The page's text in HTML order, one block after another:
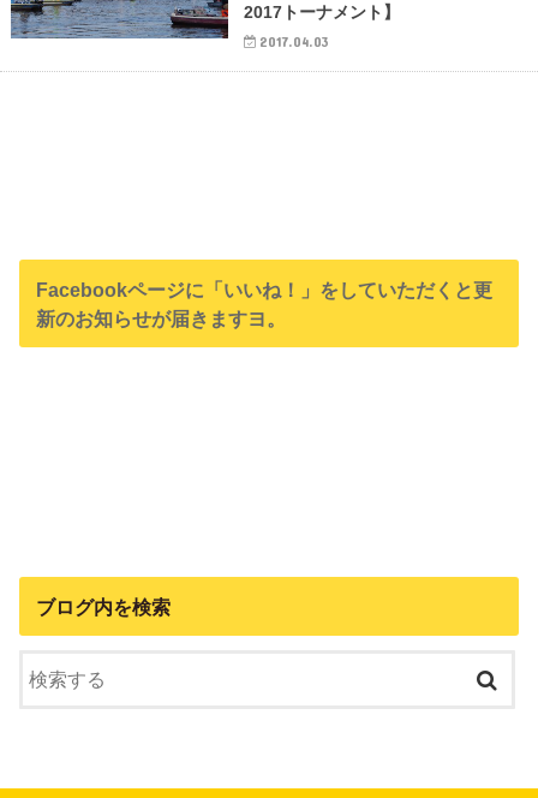
2017トーナメント】
2017.04.03
Facebookページに「いいね！」をしていただくと更
新のお知らせが届きますヨ。
ブログ内を検索